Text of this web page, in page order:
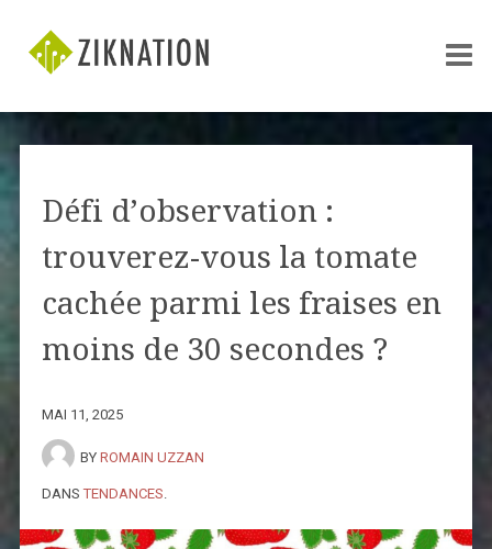
Défi d’observation :
trouverez-vous la tomate
cachée parmi les fraises en
moins de 30 secondes ?
MAI 11, 2025
BY ROMAIN UZZAN
DANS TENDANCES